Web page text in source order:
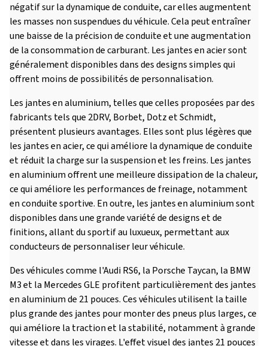
négatif sur la dynamique de conduite, car elles augmentent
les masses non suspendues du véhicule. Cela peut entraîner
une baisse de la précision de conduite et une augmentation
de la consommation de carburant. Les jantes en acier sont
généralement disponibles dans des designs simples qui
offrent moins de possibilités de personnalisation.
Les jantes en aluminium, telles que celles proposées par des
fabricants tels que 2DRV, Borbet, Dotz et Schmidt,
présentent plusieurs avantages. Elles sont plus légères que
les jantes en acier, ce qui améliore la dynamique de conduite
et réduit la charge sur la suspension et les freins. Les jantes
en aluminium offrent une meilleure dissipation de la chaleur,
ce qui améliore les performances de freinage, notamment
en conduite sportive. En outre, les jantes en aluminium sont
disponibles dans une grande variété de designs et de
finitions, allant du sportif au luxueux, permettant aux
conducteurs de personnaliser leur véhicule.
Des véhicules comme l'Audi RS6, la Porsche Taycan, la BMW
M3 et la Mercedes GLE profitent particulièrement des jantes
en aluminium de 21 pouces. Ces véhicules utilisent la taille
plus grande des jantes pour monter des pneus plus larges, ce
qui améliore la traction et la stabilité, notamment à grande
vitesse et dans les virages. L'effet visuel des jantes 21 pouces